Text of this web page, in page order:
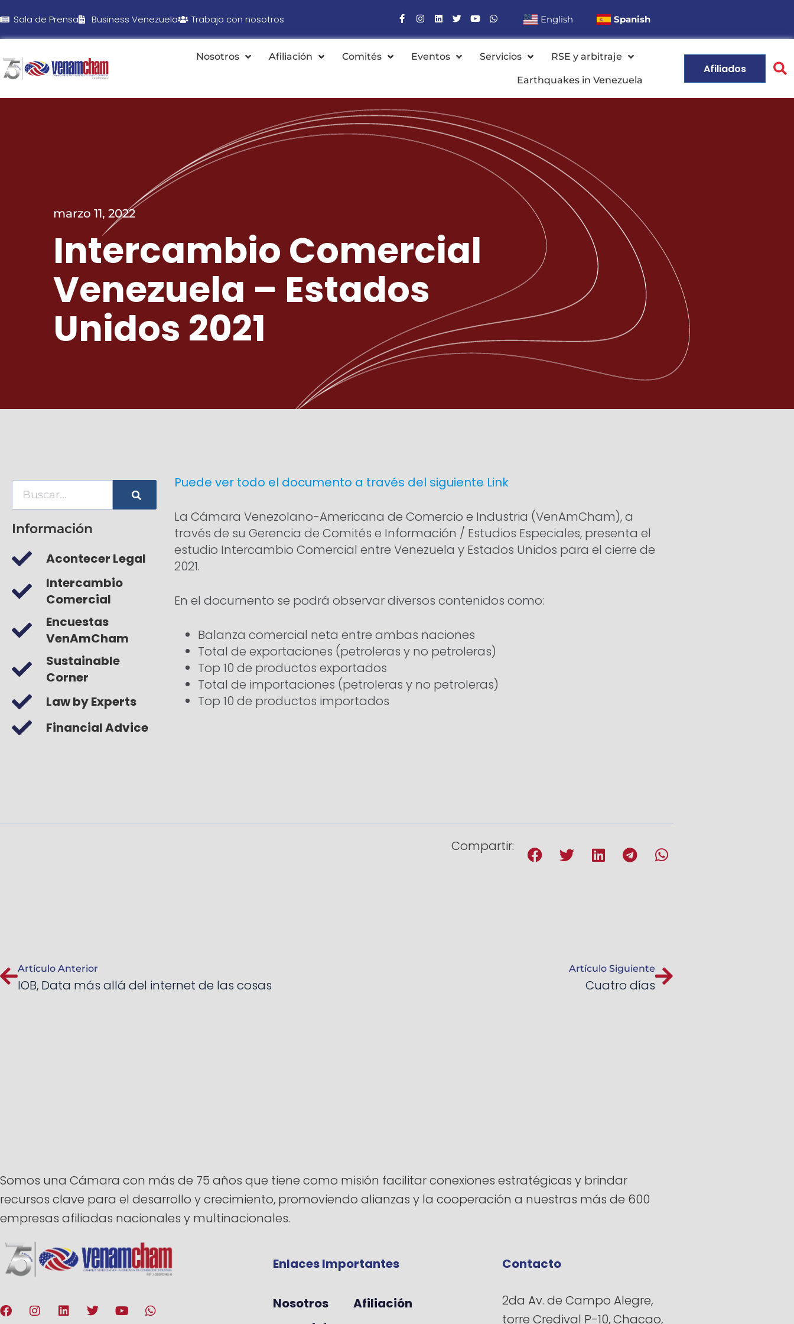
Sala de Prensa Business Venezuela Trabaja con nosotros English Spanish
Nosotros Afiliación Comités Eventos Servicios RSE y arbitraje
Earthquakes in Venezuela
Afiliados
marzo 11, 2022
Intercambio Comercial
Venezuela – Estados
Unidos 2021
Información
Acontecer Legal
Intercambio
Comercial
Encuestas
VenAmCham
Sustainable
Corner
Law by Experts
Financial Advice
Puede ver todo el documento a través del siguiente Link
La Cámara Venezolano-Americana de Comercio e Industria (VenAmCham), a
través de su Gerencia de Comités e Información / Estudios Especiales, presenta el
estudio Intercambio Comercial entre Venezuela y Estados Unidos para el cierre de
2021.
En el documento se podrá observar diversos contenidos como:
Balanza comercial neta entre ambas naciones
Total de exportaciones (petroleras y no petroleras)
Top 10 de productos exportados
Total de importaciones (petroleras y no petroleras)
Top 10 de productos importados
Compartir:
Artículo Anterior
IOB, Data más allá del internet de las cosas
Artículo Siguiente
Cuatro días
Somos una Cámara con más de 75 años que tiene como misión facilitar conexiones estratégicas y brindar
recursos clave para el desarrollo y crecimiento, promoviendo alianzas y la cooperación a nuestras más de 600
empresas afiliadas nacionales y multinacionales.
Enlaces Importantes Contacto
Nosotros
Afiliación
2da Av. de Campo Alegre,
torre Credival P-10, Chacao,